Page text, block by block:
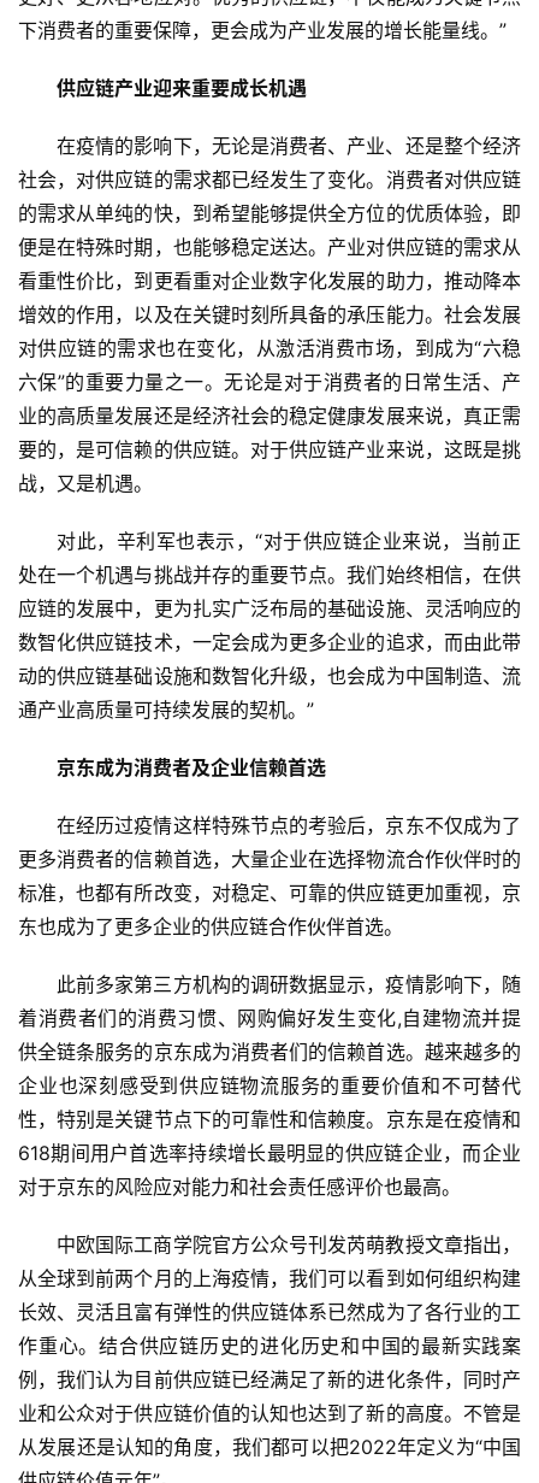
快
讯
纪
数
说
新
商
新
商
专
栏
题
下消费者的重要保障，更会成为产业发展的增长能量线。”
供应链产业迎来重要成长机遇
在疫情的影响下，无论是消费者、产业、还是整个经济
社会，对供应链的需求都已经发生了变化。消费者对供应链
的需求从单纯的快，到希望能够提供全方位的优质体验，即
便是在特殊时期，也能够稳定送达。产业对供应链的需求从
看重性价比，到更看重对企业数字化发展的助力，推动降本
增效的作用，以及在关键时刻所具备的承压能力。社会发展
对供应链的需求也在变化，从激活消费市场，到成为“六稳
六保”的重要力量之一。无论是对于消费者的日常生活、产
业的高质量发展还是经济社会的稳定健康发展来说，真正需
要的，是可信赖的供应链。对于供应链产业来说，这既是挑
战，又是机遇。
对此，辛利军也表示，“对于供应链企业来说，当前正
处在一个机遇与挑战并存的重要节点。我们始终相信，在供
应链的发展中，更为扎实广泛布局的基础设施、灵活响应的
数智化供应链技术，一定会成为更多企业的追求，而由此带
动的供应链基础设施和数智化升级，也会成为中国制造、流
通产业高质量可持续发展的契机。”
京东成为消费者及企业信赖首选
在经历过疫情这样特殊节点的考验后，京东不仅成为了
更多消费者的信赖首选，大量企业在选择物流合作伙伴时的
标准，也都有所改变，对稳定、可靠的供应链更加重视，京
东也成为了更多企业的供应链合作伙伴首选。
此前多家第三方机构的调研数据显示，疫情影响下，随
着消费者们的消费习惯、网购偏好发生变化,自建物流并提
供全链条服务的京东成为消费者们的信赖首选。越来越多的
企业也深刻感受到供应链物流服务的重要价值和不可替代
性，特别是关键节点下的可靠性和信赖度。京东是在疫情和
618期间用户首选率持续增长最明显的供应链企业，而企业
对于京东的风险应对能力和社会责任感评价也最高。
中欧国际工商学院官方公众号刊发芮萌教授文章指出，
从全球到前两个月的上海疫情，我们可以看到如何组织构建
长效、灵活且富有弹性的供应链体系已然成为了各行业的工
作重心。结合供应链历史的进化历史和中国的最新实践案
例，我们认为目前供应链已经满足了新的进化条件，同时产
业和公众对于供应链价值的认知也达到了新的高度。不管是
从发展还是认知的角度，我们都可以把2022年定义为“中国